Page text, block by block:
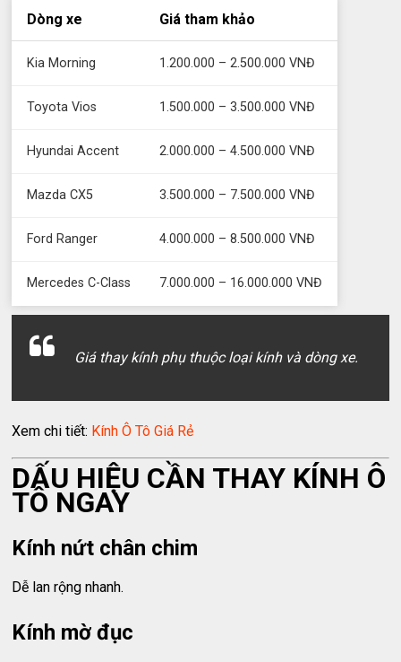
Dòng xe Giá tham khảo
Kia Morning 1.200.000 – 2.500.000 VNĐ
Toyota Vios 1.500.000 – 3.500.000 VNĐ
Hyundai Accent 2.000.000 – 4.500.000 VNĐ
Mazda CX5 3.500.000 – 7.500.000 VNĐ
Ford Ranger 4.000.000 – 8.500.000 VNĐ
Mercedes C-Class 7.000.000 – 16.000.000 VNĐ
Giá thay kính phụ thuộc loại kính và dòng xe.
Xem chi tiết: Kính Ô Tô Giá Rẻ
DẤU HIỆU CẦN THAY KÍNH Ô
TÔ NGAY
Kính nứt chân chim
Dễ lan rộng nhanh.
Kính mờ đục